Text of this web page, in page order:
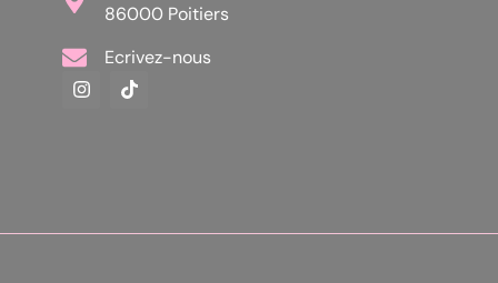
86000 Poitiers
Ecrivez-nous